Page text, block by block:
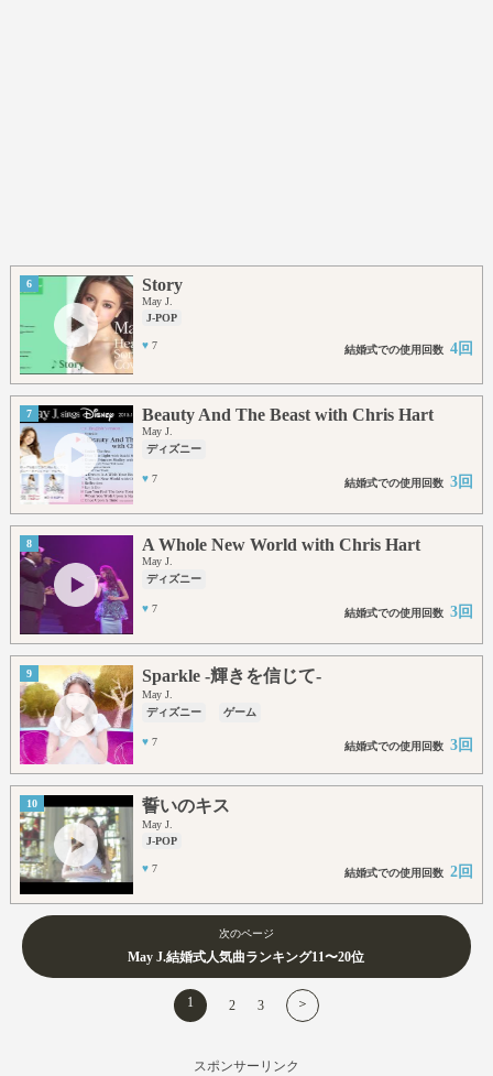
6 Story
May J.
J-POP
♥ 7 結婚式での使用回数 4回
7 Beauty And The Beast with Chris Hart
May J.
ディズニー
♥ 7 結婚式での使用回数 3回
8 A Whole New World with Chris Hart
May J.
ディズニー
♥ 7 結婚式での使用回数 3回
9 Sparkle -輝きを信じて-
May J.
ディズニー
ゲーム
♥ 7 結婚式での使用回数 3回
10 誓いのキス
May J.
J-POP
♥ 7 結婚式での使用回数 2回
次のページ
May J.結婚式人気曲ランキング11〜20位
1 2 3 ＞
スポンサーリンク